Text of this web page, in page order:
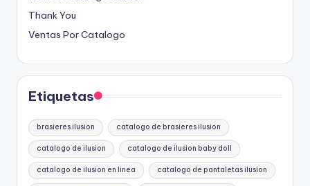
Thank You
Ventas Por Catalogo
Etiquetas
brasieres ilusion catalogo de brasieres ilusion
catalogo de ilusion catalogo de ilusion baby doll
catalogo de ilusion en linea catalogo de pantaletas ilusion